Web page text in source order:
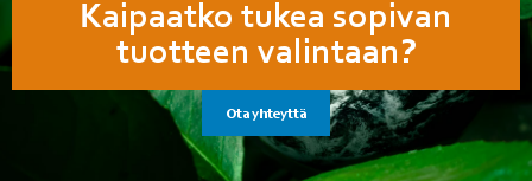
Kaipaatko tukea sopivan
tuotteen valintaan?
Ota yhteyttä